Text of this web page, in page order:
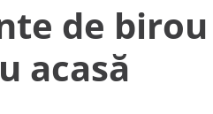
de birou
acasă